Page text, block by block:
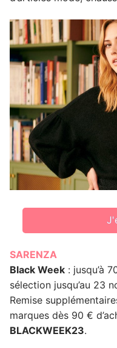
SARENZA
Black Week : jusqu’à
sélection jusqu’au 23
Remise
marques dès 90 €
BLACKWEEK23.